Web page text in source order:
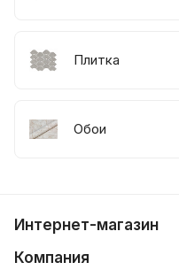
Плитка
Обои
Интернет-магазин
Компания